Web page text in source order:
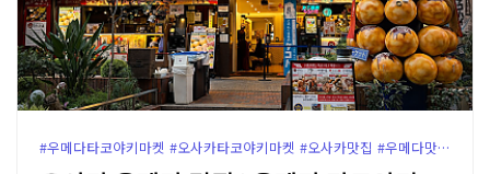
#우메다타코야키마켓 #오사카타코야키마켓 #오사카맛집 #우메다맛집 #오사카타코야키맛집 #햅파이브맛집 #한큐백화점맛집 #오사카주유패스 #오사카주유패스혜택 #오사카여행코스 #OsakaTakoyakiMarket